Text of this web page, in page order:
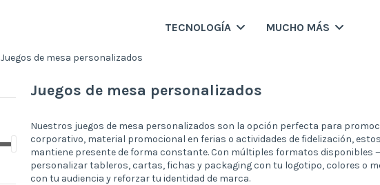
TECNOLOGÍA MUCHO MÁS
Juegos de mesa personalizados
Juegos de mesa personalizados
Nuestros juegos de mesa personalizados son la opción perfecta para
corporativo, material promocional en ferias o actividades de fidelización,
mantiene presente de forma constante. Con múltiples formatos disponibles
personalizar tableros, cartas, fichas y packaging con tu logotipo, colores o
con tu audiencia y reforzar tu identidad de marca.